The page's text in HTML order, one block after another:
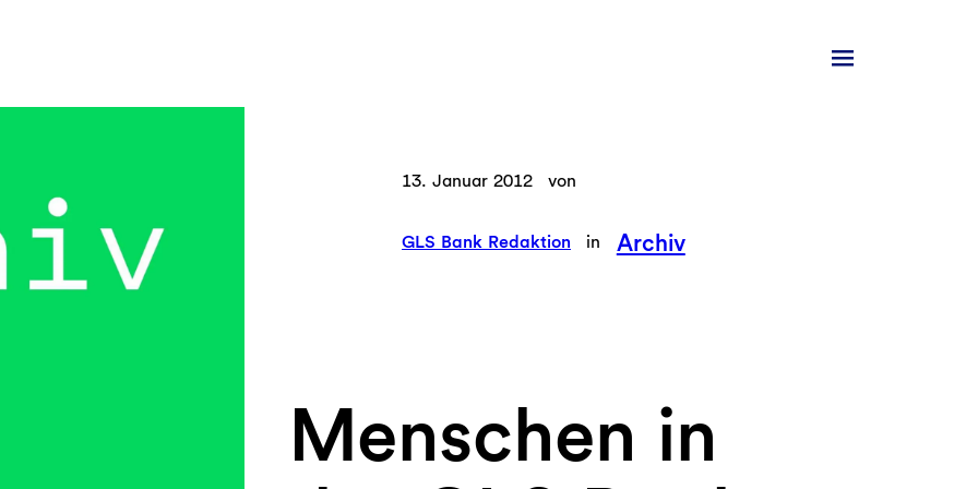
13. Januar 2012 von
GLS Bank Redaktion in Archiv
Menschen in